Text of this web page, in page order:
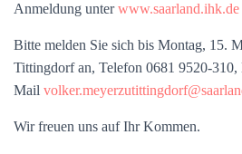
Anmeldung unterwww.saarland.ihk.de
Bitte melden Sie sich bis Montag, 15.
Tittingdorf an, Telefon 0681 9520-310,
Mail
Wir freuen uns auf Ihr Kommen.